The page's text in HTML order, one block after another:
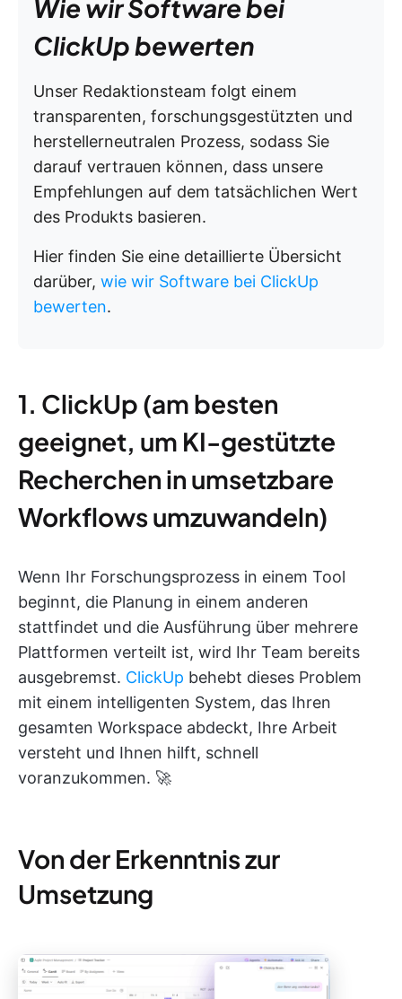
Wie wir Software bei
ClickUp bewerten
Unser Redaktionsteam folgt einem
transparenten, forschungsgestützten und
herstellerneutralen Prozess, sodass Sie
darauf vertrauen können, dass unsere
Empfehlungen auf dem tatsächlichen Wert
des Produkts basieren.
Hier finden Sie eine detaillierte Übersicht
darüber, wie wir Software bei ClickUp
bewerten.
1. ClickUp (am besten
geeignet, um KI-gestützte
Recherchen in umsetzbare
Workflows umzuwandeln)
Wenn Ihr Forschungsprozess in einem Tool
beginnt, die Planung in einem anderen
stattfindet und die Ausführung über mehrere
Plattformen verteilt ist, wird Ihr Team bereits
ausgebremst. ClickUp behebt dieses Problem
mit einem intelligenten System, das Ihren
gesamten Workspace abdeckt, Ihre Arbeit
versteht und Ihnen hilft, schnell
voranzukommen. 🚀
Von der Erkenntnis zur
Umsetzung